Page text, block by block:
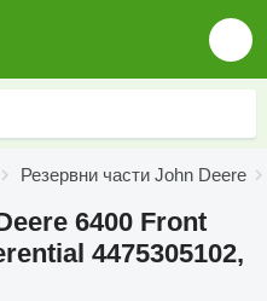
Резервни части John Deere
6400 Front
4475305102,